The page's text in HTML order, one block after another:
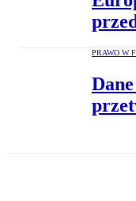
PRAWO W